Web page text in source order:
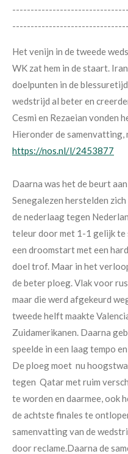
Het venijn in de tweede
WK zat hem in de staart.
doelpunten in de
wedstrijd al beter en
Cesmi en Rezaeian vonden
Hieronder de samenvatting,
https://nos.nl/l/2453877
Daarna was het de beurt
Senegalezen herstelden
de nederlaag tegen
teleur door met 1-1 gelijk te
een droomstart met een
doel trof. Maar in het
de beter ploeg. Vlak voor
maar die werd afgekeurd
tweede helft maakte
Zuidamerikanen. Daarna
speelde in een laag tempo
De ploeg moet nu
tegen Qatar met ruim
te worden en daarmee, ook
de achtste finales te
samenvatting van de
door reclame.Daarna de